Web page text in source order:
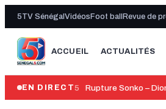
5TV Sénégal Vidéos Foot ball Revue de
ACCUEIL ACTUALITÉS
EN DIRECT
14:05 Rupture Sonko –